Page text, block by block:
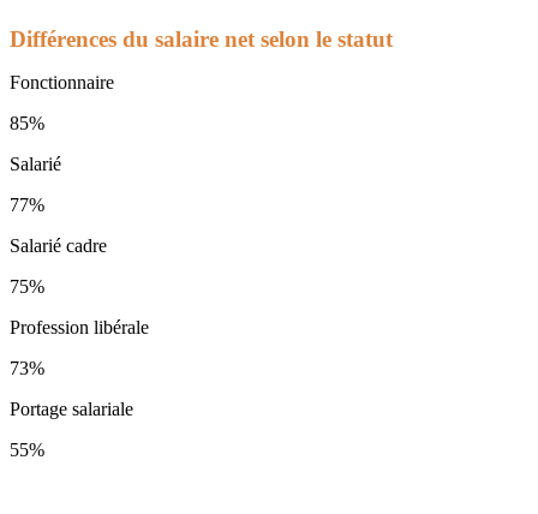
Différences du salaire net selon le statut
Fonctionnaire
85%
Salarié
77%
Salarié cadre
75%
Profession libérale
73%
Portage salariale
55%